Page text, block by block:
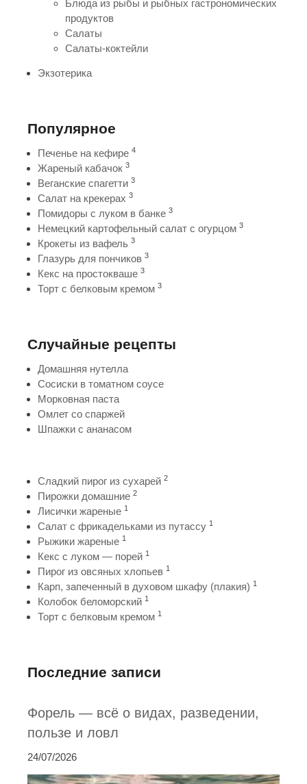
Блюда из рыбы и рыбных гастрономических
продуктов
Салаты
Салаты-коктейли
Экзотерика
Популярное
Печенье на кефире 4
Жареный кабачок 3
Веганские спагетти 3
Салат на крекерах 3
Помидоры с луком в банке 3
Немецкий картофельный салат с огурцом 3
Крокеты из вафель 3
Глазурь для пончиков 3
Кекс на простокваше 3
Торт с белковым кремом 3
Случайные рецепты
Домашняя нутелла
Сосиски в томатном соусе
Морковная паста
Омлет со спаржей
Шпажки с ананасом
Сладкий пирог из сухарей 2
Пирожки домашние 2
Лисички жареные 1
Салат с фрикадельками из путассу 1
Рыжики жареные 1
Кекс с луком — порей 1
Пирог из овсяных хлопьев 1
Карп, запеченный в духовом шкафу (плакия) 1
Колобок беломорский 1
Торт с белковым кремом 1
Последние записи
Форель — всё о видах, разведении,
пользе и ловл
24/07/2026